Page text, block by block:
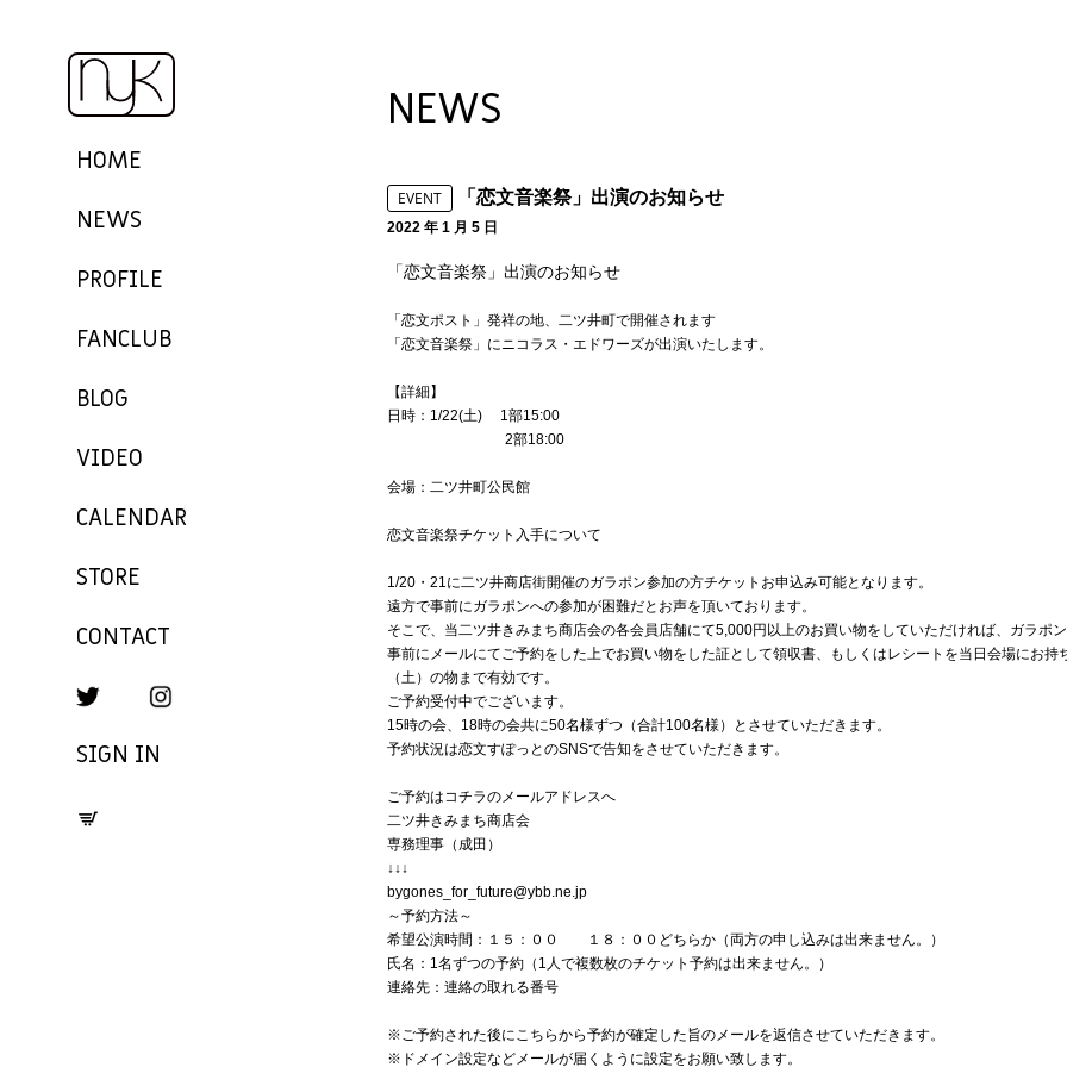
HOME
NEWS
PROFILE
FANCLUB
BLOG
VIDEO
CALENDAR
STORE
CONTACT
SIGN IN
NEWS
EVENT 「恋文音楽祭」出演のお知らせ
2022 年 1 月 5 日
「恋文音楽祭」出演のお知らせ
「恋文ポスト」発祥の地、二ツ井町で開催されます
「恋文音楽祭」にニコラス・エドワーズが出演いたします。
【詳細】
日時：1/22(土) 1部15:00
2部18:00
会場：二ツ井町公民館
恋文音楽祭チケット入手について
1/20・21に二ツ井商店街開催のガラポン参加の方チケットお申込み可能となります。
遠方で事前にガラポンへの参加が困難だとお声を頂いております。
そこで、当二ツ井きみまち商店会の各会員店舗にて5,000円以上のお買い物をしていただければ、ガラポ
事前にメールにてご予約をした上でお買い物をした証として領収書、もしくはレシートを当日会場にお
（土）の物まで有効です。
ご予約受付中でございます。
15時の会、18時の会共に50名様ずつ（合計100名様）とさせていただきます。
予約状況は恋文すぽっとのSNSで告知をさせていただきます。
ご予約はコチラのメールアドレスへ
二ツ井きみまち商店会
専務理事（成田）
↓↓↓
bygones_for_future@ybb.ne.jp
～予約方法～
希望公演時間：１５：００ １８：００どちらか（両方の申し込みは出来ません。）
氏名：1名ずつの予約（1人で複数枚のチケット予約は出来ません。）
連絡先：連絡の取れる番号
※ご予約された後にこちらから予約が確定した旨のメールを返信させていただきます。
※ドメイン設定などメールが届くように設定をお願い致します。